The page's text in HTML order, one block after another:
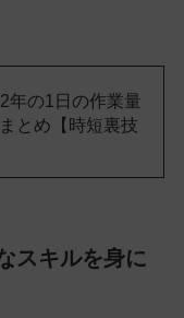
年の1日の作業量
とめ【時短裏技
スキルを身に